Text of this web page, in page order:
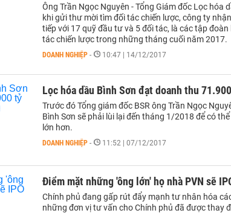
Ông Trần Ngọc Nguyên - Tổng Giám đốc Lọc hóa
khi gửi thư mời tìm đối tác chiến lược, công ty
tiếp với 17 quỹ đầu tư và 5 đối tác, là các tập
tác chiến lược trong những tháng cuối năm 2017.
DOANH NGHIỆP - 10:47 | 14/12/2017
Lọc hóa dầu Bình Sơn đạt doanh thu
Trước đó Tổng giám đốc BSR ông Trần Ngọc
Bình Sơn sẽ phải lùi lại đến tháng 1/2018 để có
lớn hơn.
DOANH NGHIỆP - 11:52 | 07/12/2017
Điểm mặt những 'ông lớn' họ nhà PVN sẽ
Chính phủ đang gấp rút đẩy mạnh tư nhân hóa
những đơn vị tư vấn cho Chính phủ đã được thay